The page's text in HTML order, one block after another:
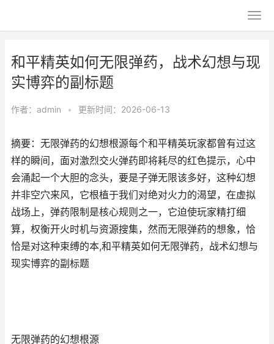
和平精英如何无限弹药，战术幻想与现
实博弈的副标题
作者： admin • 更新时间：2026-06-13
摘要：无限弹药的幻想根源每个和平精英玩家都曾有过这
样的瞬间，面对激烈交火弹药即将耗尽的红色提示，心中
会涌起一个大胆的念头，要是子弹无限该多好，这种幻想
并非空穴来风，它根植于我们对绝对火力的渴望，在虚拟
战场上，弹药限制是核心规则之一，它迫使玩家精打细
算，权衡开火时机与资源搜集，然而无限弹药的想象，恰
恰是对这种束缚的本,和平精英如何无限弹药，战术幻想与
现实博弈的副标题
无限弹药的幻想根源